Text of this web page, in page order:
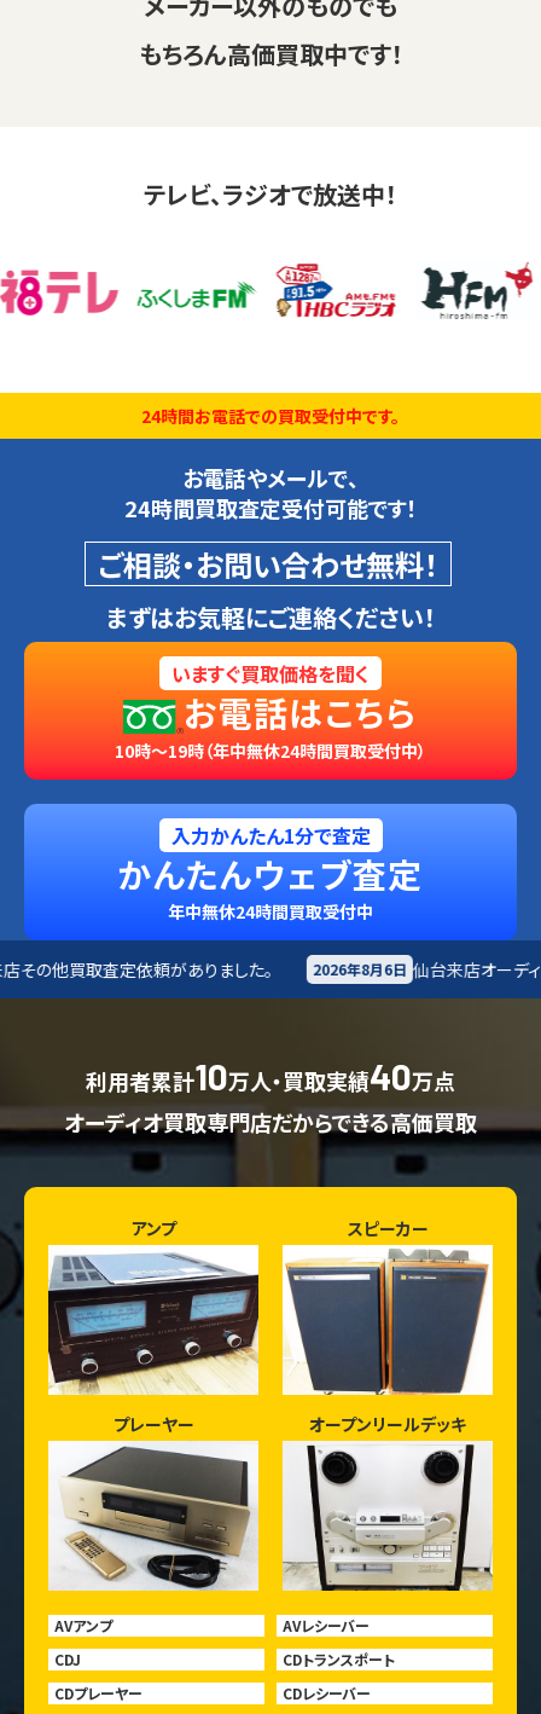
もちろん高価買取中です！
テレビ、ラジオで放送中！
24時間お電話での買取受付中です。
お電話やメールで、
24時間買取査定受付可能です！
ご相談・お問い合わせ無料！
まずはお気軽にご連絡ください！
いますぐ買取価格を聞く
お電話はこちら
10時～19時（年中無休24時間買取受付中）
入力かんたん1分で査定
かんたんウェブ査定
年中無休24時間買取受付中
ありました。 2026年8月6日 仙台来店オーディオ買取査定依頼があり
利用者累計10万人・買取実績40万点
オーディオ買取専門店だからできる高価買取
アンプ スピーカー
プレーヤー オープンリールデッキ
AVアンプ
AVレシーバー
CDJ
CDトランスポート
CDプレーヤー
CDレシーバー